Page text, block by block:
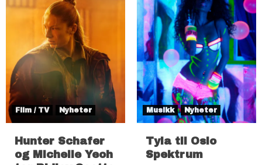
Film / TV Nyheter
Hunter Schafer
og Michelle Yeoh
Musikk Nyheter
Tyla til Oslo
Spektrum